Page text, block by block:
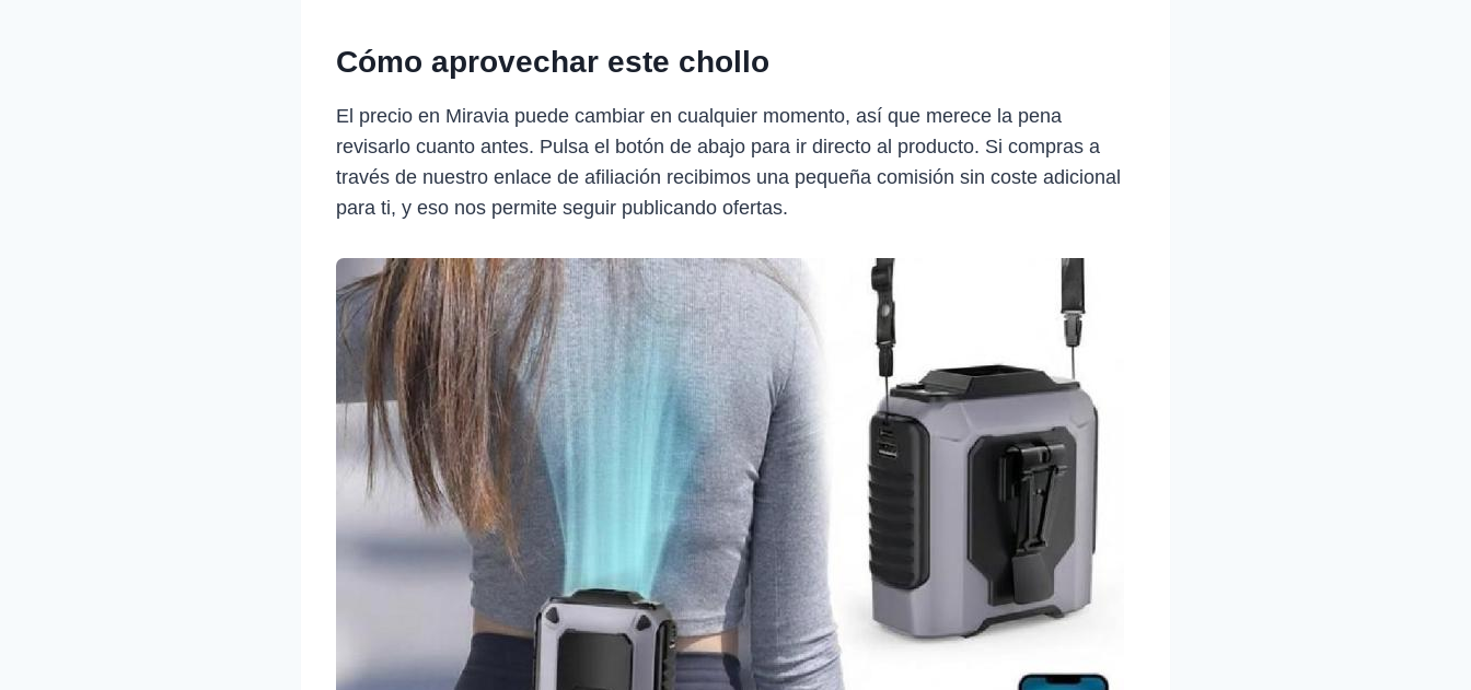
Cómo aprovechar este chollo
El precio en Miravia puede cambiar en cualquier momento, así que merece la pena
revisarlo cuanto antes. Pulsa el botón de abajo para ir directo al producto. Si compras a
través de nuestro enlace de afiliación recibimos una pequeña comisión sin coste adicional
para ti, y eso nos permite seguir publicando ofertas.